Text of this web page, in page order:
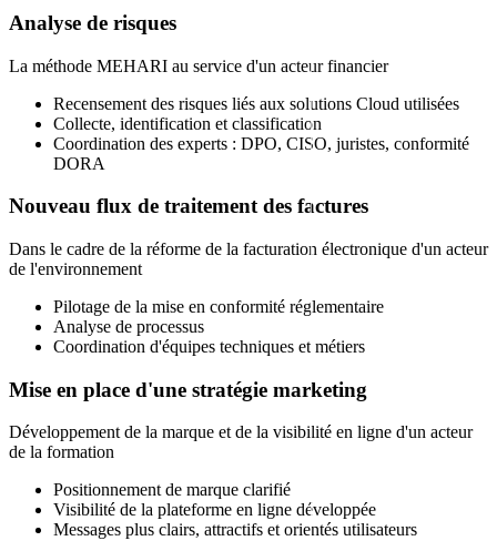
Analyse de risques
La méthode MEHARI au service d'un acteur financier
Recensement des risques liés aux solutions Cloud utilisées
Collecte, identification et classification
Coordination des experts : DPO, CISO, juristes, conformité
DORA
Nouveau flux de traitement des factures
Dans le cadre de la réforme de la facturation électronique d'un acteur
de l'environnement
Pilotage de la mise en conformité réglementaire
Analyse de processus
Coordination d'équipes techniques et métiers
Mise en place d'une stratégie marketing
Développement de la marque et de la visibilité en ligne d'un acteur
de la formation
Positionnement de marque clarifié
Visibilité de la plateforme en ligne développée
Messages plus clairs, attractifs et orientés utilisateurs